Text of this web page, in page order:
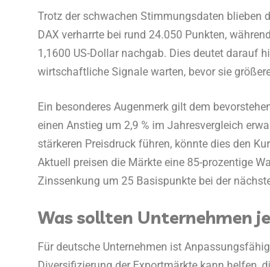
Trotz der schwachen Stimmungsdaten blieben
DAX verharrte bei rund 24.050 Punkten,
1,1600 US-Dollar nachgab. Dies deutet darauf
wirtschaftliche Signale warten, bevor sie
Ein besonderes Augenmerk gilt dem
einen Anstieg um 2,9 % im Jahresvergleich
stärkeren Preisdruck führen, könnte dies den
Aktuell preisen die Märkte eine 85-prozentige
Zinssenkung um 25 Basispunkte bei der
Was sollten Unternehmen
Für deutsche Unternehmen ist